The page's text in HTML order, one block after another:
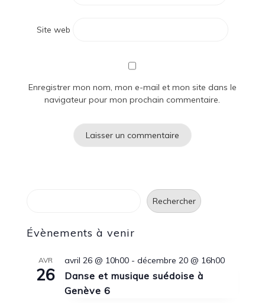
Site web
Enregistrer mon nom, mon e-mail et mon site dans le
navigateur pour mon prochain commentaire.
Rechercher
Évènements à venir
AVR
26
avril 26 @ 10h00- décembre 20 @ 16h00
Danse et musique suédoise à
Genève 6